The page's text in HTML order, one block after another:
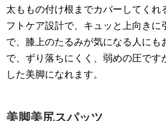
太ももの付け根までカバーしてくれ
フトケア設計で、キュッと上向きに
で、膝上のたるみが気になる人にも
で、ずり落ちにくく、弱めの圧です
した美脚になれます。
美脚美尻スパッツ